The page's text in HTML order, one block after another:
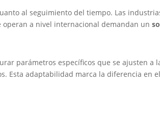
al seguimiento del tiempo. Las
operan a nivel internacional demandan un
parámetros específicos que se ajusten a
Esta adaptabilidad marca la diferencia en